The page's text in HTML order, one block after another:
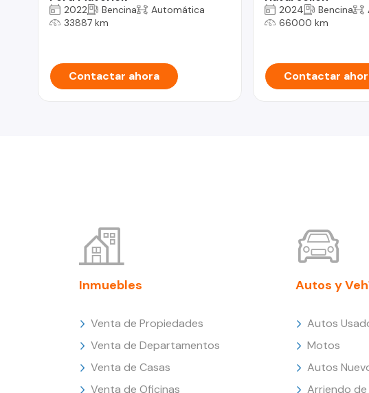
2022 Bencina
Automática
33887 km
Contactar ahora
2024 Bencina
66000 km
Contactar
Inmuebles
Venta de Propiedades
Venta de Departamentos
Venta de Casas
Venta de Oficinas
Autos y
Autos
Motos
Autos
Arriendo